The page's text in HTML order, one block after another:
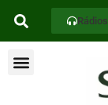
Rádios